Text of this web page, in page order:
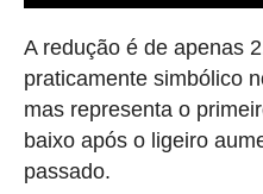
A redução é de apenas
praticamente simbólico
mas representa o
baixo após o ligeiro
passado.